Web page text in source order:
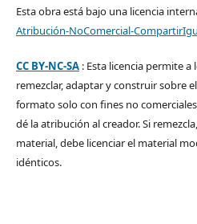
Esta obra está bajo una licencia
Atribución-NoComercial-
CC BY-NC-SA: Esta licencia permite
remezclar, adaptar y construir sobre
formato solo con fines no
dé la atribución al creador. Si
material, debe licenciar el material
idénticos.